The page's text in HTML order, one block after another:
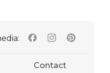
Contact